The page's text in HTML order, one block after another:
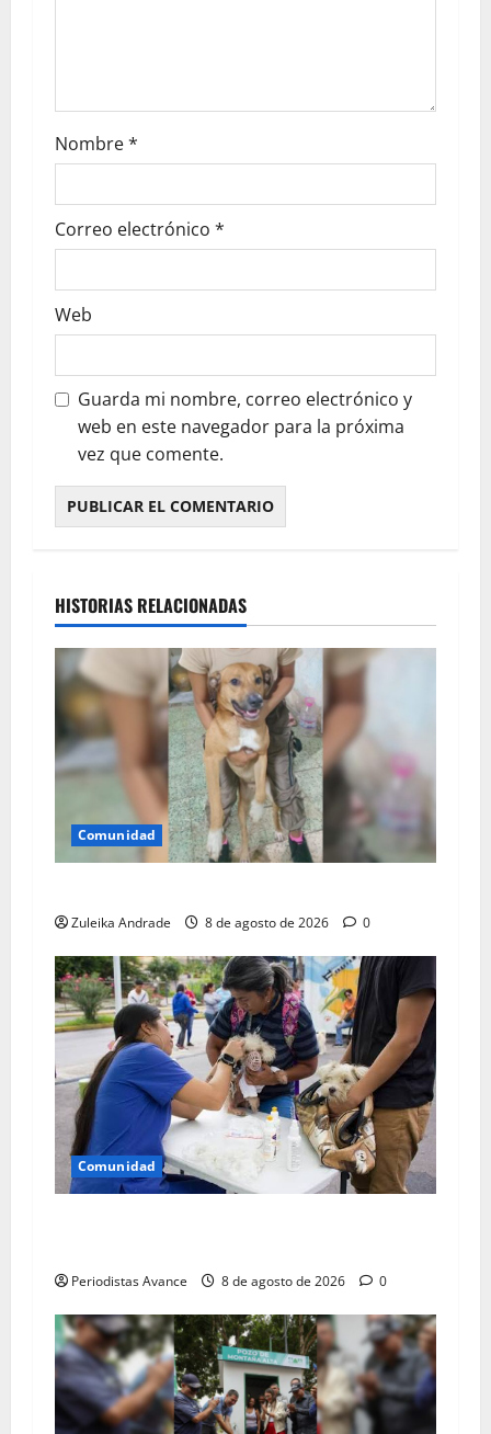
Nombre*
Correo electrónico *
Web
Guarda mi nombre, correo electrónico y
web en este navegador para la próxima
vez que comente.
HISTORIAS RELACIONADAS
Comunidad
Zuleika Andrade 8 de agosto de 2026 0
Comunidad
Periodistas Avance 8 de agosto de 2026 0